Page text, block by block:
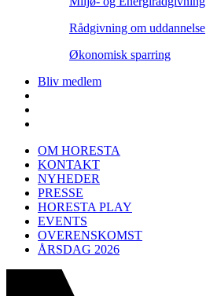
Rådgivning om uddannelse
Økonomisk sparring
Bliv medlem
OM HORESTA
KONTAKT
NYHEDER
PRESSE
HORESTA PLAY
EVENTS
OVERENSKOMST
ÅRSDAG 2026